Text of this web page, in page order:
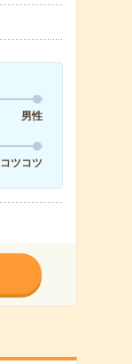
男性
コツコツ